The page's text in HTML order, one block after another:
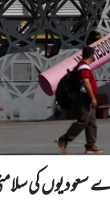
سعودیوں کی